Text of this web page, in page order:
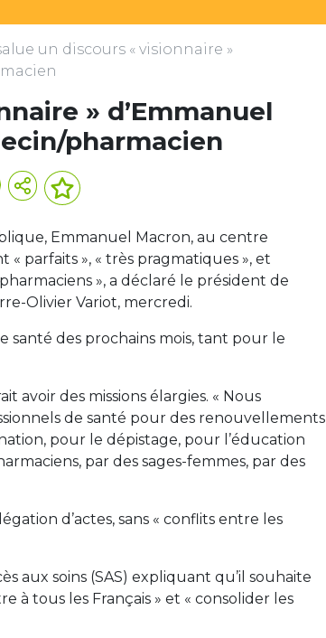
un discours « visionnaire »
» d’Emmanuel
pharmacien
Emmanuel Macron, au centre
« parfaits », « très pragmatiques », et
», a déclaré le président de
Olivier Variot, mercredi.
santé des prochains mois, tant pour le
des missions élargies. « Nous
de santé pour des renouvellements
pour le dépistage, pour l’éducation
par des sages-femmes, par des
d’actes, sans « conflits entre les
aux soins (SAS) expliquant qu’il souhaite
à tous les Français » et « consolider les